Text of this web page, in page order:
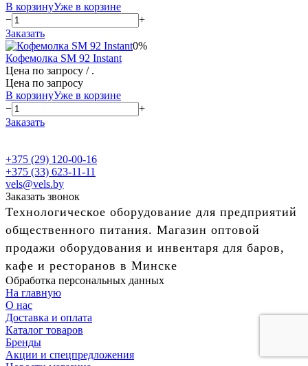
В корзинуУже в корзине
−
+
Заказать
0%
Кофемолка SM 92 Instant
Цена по запросу / .
Цена по запросу
В корзинуУже в корзине
−
+
Заказать
+375 (29) 120-00-16
+375 (33) 623-11-11
vels@vels.by
Заказать звонок
Технологическое оборудование для предприятий
общественного питания. Магазин оптовой
продажи оборудования и инвентаря для баров,
кафе и ресторанов в Минске
Обработка персональных данных
На главную
О нас
Доставка и оплата
Каталог товаров
Бренды
Акции и спецпредложения